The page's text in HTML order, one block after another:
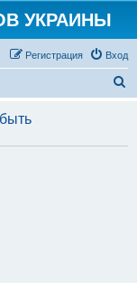
УКРАИНЫ
Вход
Регистрация
с